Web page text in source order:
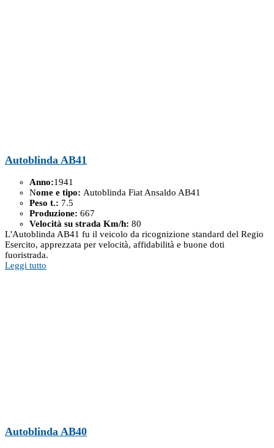
Autoblinda AB41
Anno:1941
Nome e tipo: Autoblinda Fiat Ansaldo AB41
Peso t.: 7.5
Produzione: 667
Velocità su strada Km/h: 80
L'Autoblinda AB41 fu il veicolo da ricognizione standard del Regio
Esercito, apprezzata per velocità, affidabilità e buone doti
fuoristrada.
Leggi tutto
Autoblinda AB40